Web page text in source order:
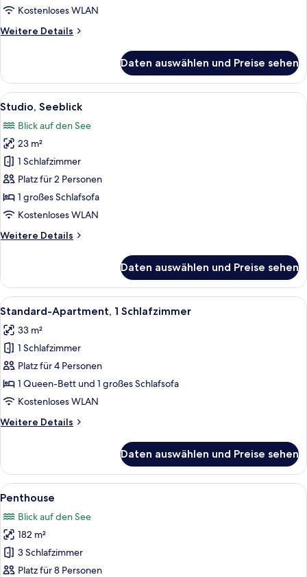
Kostenloses WLAN
Weitere Details
Weitere
Studio
Daten auswählen und Preise sehen
Alle
Fotos
für
Studio,
Seeblick
anzeigen
Ein modernes Hotelzimmer mit Bett,
19
Studio, Seeblick
Blick auf den See
23 m²
1 Schlafzimmer
Platz für 2 Personen
1 großes Schlafsofa
Kostenloses WLAN
Weitere Details
Weitere
Seeblick
Daten auswählen und Preise sehen
Alle
Fotos
für
Standard-
Apartment,
1
Schlafzimmer
Ein modernes Hotelzimmer mit
19
Standard-Apartment, 1 Schlafzimmer
33 m²
1 Schlafzimmer
Platz für 4 Personen
1 Queen-Bett und 1 großes Schlafsofa
Kostenloses WLAN
Weitere Details
Weitere
Apartment,
Schlafzimmer
Daten auswählen und Preise sehen
Alle
Fotos
für
Penthouse
anzeigen
Ein Hotelzimmer mit Bett,
37
Penthouse
Blick auf den See
182 m²
3 Schlafzimmer
Platz für 8 Personen